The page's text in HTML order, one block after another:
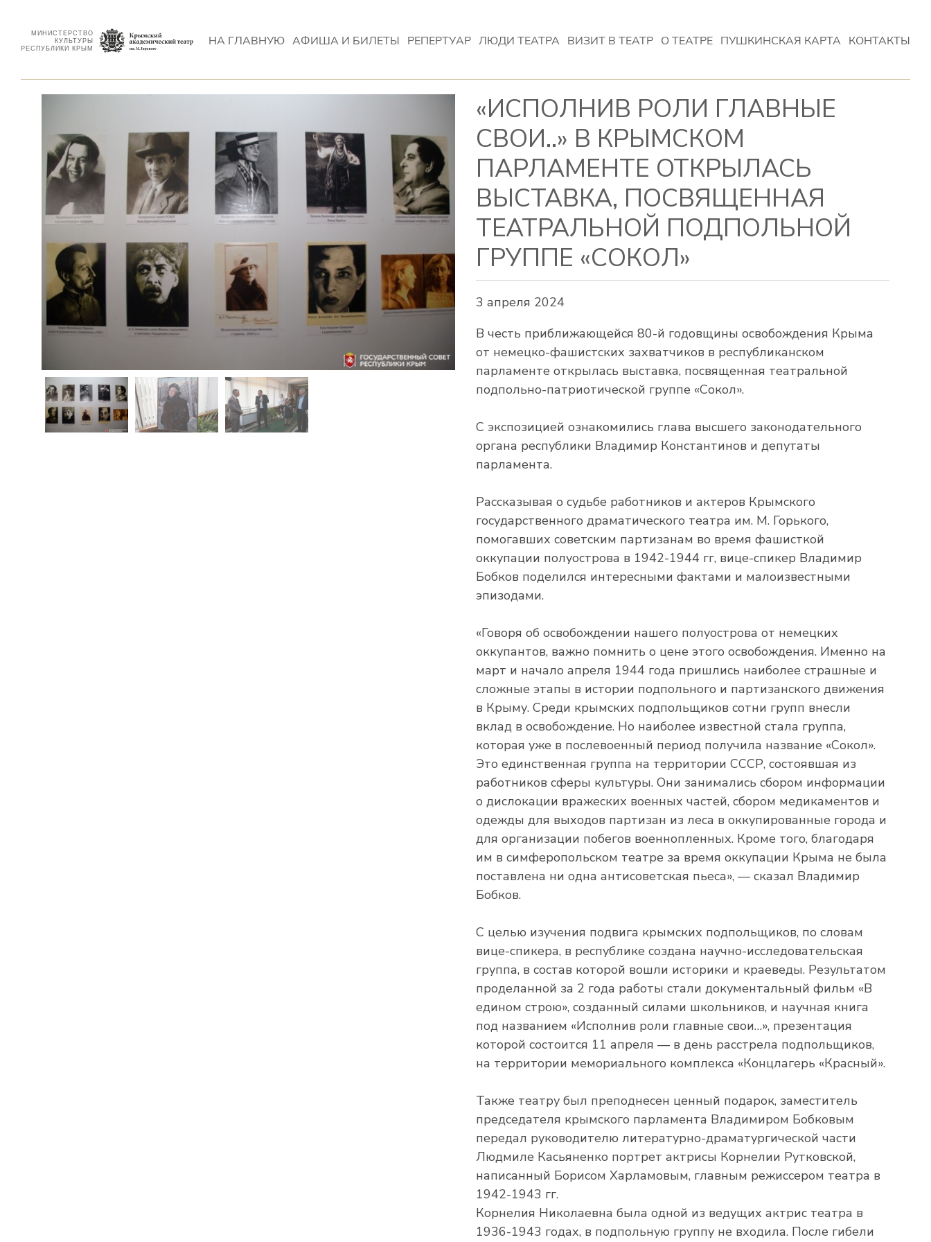
МИНИСТЕРСТВО
КУЛЬТУРЫ
РЕСПУБЛИКИ КРЫМ
НА ГЛАВНУЮ АФИША И БИЛЕТЫ РЕПЕРТУАР ЛЮДИ ТЕАТРА ВИЗИТ В ТЕАТР О ТЕАТРЕ ПУШКИНСКАЯ КАРТА КОНТАКТЫ
«ИСПОЛНИВ РОЛИ ГЛАВНЫЕ
СВОИ..» В КРЫМСКОМ
ПАРЛАМЕНТЕ ОТКРЫЛАСЬ
ВЫСТАВКА, ПОСВЯЩЕННАЯ
ТЕАТРАЛЬНОЙ ПОДПОЛЬНОЙ
ГРУППЕ «СОКОЛ»
3 апреля 2024
В честь приближающейся 80-й годовщины освобождения Крыма
от немецко-фашистских захватчиков в республиканском
парламенте открылась выставка, посвященная театральной
подпольно-патриотической группе «Сокол».
С экспозицией ознакомились глава высшего законодательного
органа республики Владимир Константинов и депутаты
парламента.
Рассказывая о судьбе работников и актеров Крымского
государственного драматического театра им. М. Горького,
помогавших советским партизанам во время фашисткой
оккупации полуострова в 1942-1944 гг, вице-спикер Владимир
Бобков поделился интересными фактами и малоизвестными
эпизодами.
«Говоря об освобождении нашего полуострова от немецких
оккупантов, важно помнить о цене этого освобождения. Именно на
март и начало апреля 1944 года пришлись наиболее страшные и
сложные этапы в истории подпольного и партизанского движения
в Крыму. Среди крымских подпольщиков сотни групп внесли
вклад в освобождение. Но наиболее известной стала группа,
которая уже в послевоенный период получила название «Сокол».
Это единственная группа на территории СССР, состоявшая из
работников сферы культуры. Они занимались сбором информации
о дислокации вражеских военных частей, сбором медикаментов и
одежды для выходов партизан из леса в оккупированные города и
для организации побегов военнопленных. Кроме того, благодаря
им в симферопольском театре за время оккупации Крыма не была
поставлена ни одна антисоветская пьеса», — сказал Владимир
Бобков.
С целью изучения подвига крымских подпольщиков, по словам
вице-спикера, в республике создана научно-исследовательская
группа, в состав которой вошли историки и краеведы. Результатом
проделанной за 2 года работы стали документальный фильм «В
едином строю», созданный силами школьников, и научная книга
под названием «Исполнив роли главные свои…», презентация
которой состоится 11 апреля — в день расстрела подпольщиков,
на территории мемориального комплекса «Концлагерь «Красный».
Также театру был преподнесен ценный подарок, заместитель
председателя крымского парламента Владимиром Бобковым
передал руководителю литературно-драматургической части
Людмиле Касьяненко портрет актрисы Корнелии Рутковской,
написанный Борисом Харламовым, главным режиссером театра в
1942-1943 гг.
Корнелия Николаевна была одной из ведущих актрис театра в
1936-1943 годах, в подпольную группу не входила. После гибели